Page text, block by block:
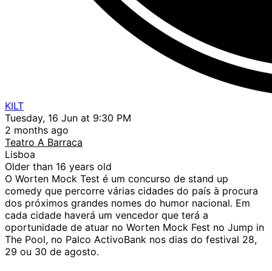
KILT
Tuesday, 16 Jun at 9:30 PM
2 months ago
Teatro A Barraca
Lisboa
Older than 16 years old
O Worten Mock Test é um concurso de stand up
comedy que percorre várias cidades do país à procura
dos próximos grandes nomes do humor nacional. ⁠Em
cada cidade haverá um vencedor que terá a
oportunidade de atuar no Worten Mock Fest no Jump in
The Pool, no Palco ActivoBank nos dias do festival 28,
29 ou 30 de agosto.